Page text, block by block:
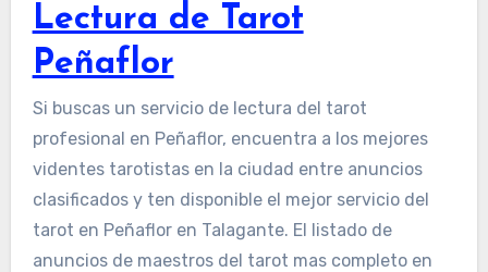
Lectura de Tarot
Peñaflor
Si buscas un servicio de lectura del tarot
profesional en Peñaflor, encuentra a los mejores
videntes tarotistas en la ciudad entre anuncios
clasificados y ten disponible el mejor servicio del
tarot en Peñaflor en Talagante. El listado de
anuncios de maestros del tarot mas completo en